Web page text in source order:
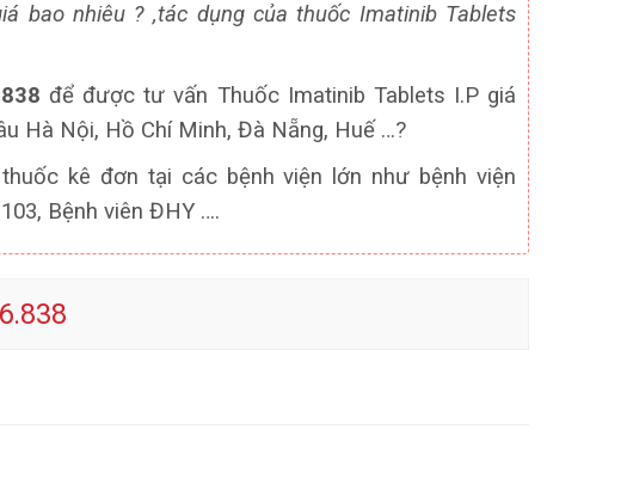
bao nhiêu ? ,tác dụng của thuốc Imatinib Tablets
để được tư vấn Thuốc Imatinib Tablets I.P giá
Hà Nội, Hồ Chí Minh, Đà Nẵng, Huế …?
kê đơn tại các bệnh viện lớn như bệnh viện
Bệnh viên ĐHY ….